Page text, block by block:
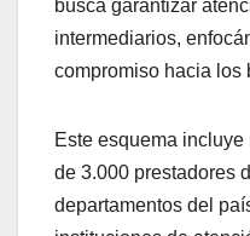
busca garantizar
intermediarios,
compromiso hacia los
Este esquema
de 3.000 prestadores
departamentos del